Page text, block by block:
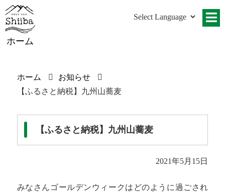
ホーム
ホーム
お知らせ
【ふるさと納税】九州山蕎麦
【ふるさと納税】九州山蕎麦
2021年5月15日
みなさんゴールデンウィークはどのように過ごされ